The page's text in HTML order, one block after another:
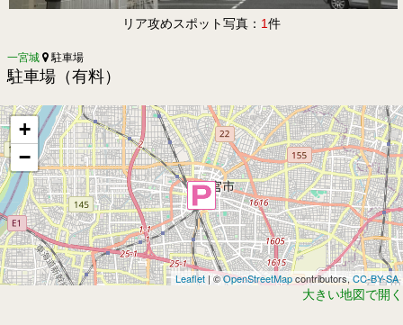
リア攻めスポット写真： 1件
一宮城 駐車場
駐車場（有料）
+
−
Leaflet | ©OpenStreetMapcontributors, CC-BY-SA
大きい地図で開く